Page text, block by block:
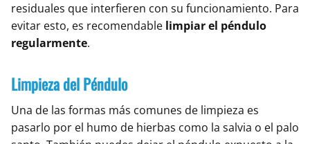
residuales que interfieren con su funcionamiento. Para
evitar esto, es recomendable limpiar el péndulo
regularmente.
Limpieza del Péndulo
Una de las formas más comunes de limpieza es
pasarlo por el humo de hierbas como la salvia o el palo